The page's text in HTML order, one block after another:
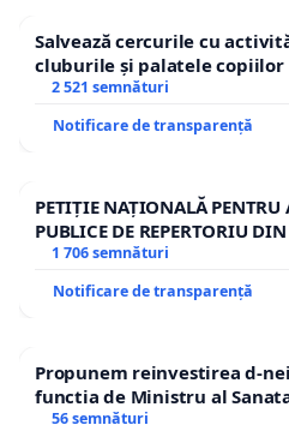
Salvează cercurile cu
cluburile și palatele copiilor
2 521 semnături
Notificare de transparență
PETIȚIE NAȚIONALĂ PENTRU
PUBLICE DE REPERTORIU
1 706 semnături
Notificare de transparență
Propunem reinvestirea d-
functia de Ministru al
56 semnături